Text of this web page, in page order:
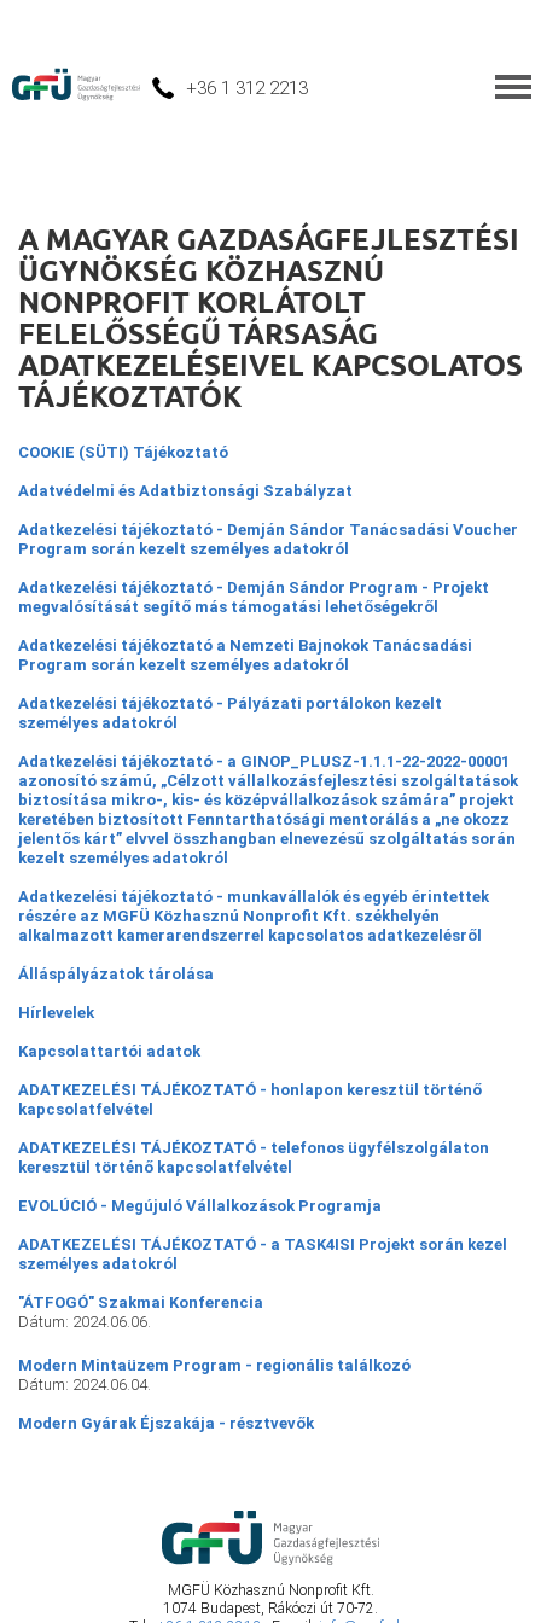
+36 1 312 2213
A MAGYAR GAZDASÁGFEJLESZTÉSI
ÜGYNÖKSÉG KÖZHASZNÚ
NONPROFIT KORLÁTOLT
FELELŐSSÉGŰ TÁRSASÁG
ADATKEZELÉSEIVEL KAPCSOLATOS
TÁJÉKOZTATÓK
COOKIE (SÜTI) Tájékoztató
Adatvédelmi és Adatbiztonsági Szabályzat
Adatkezelési tájékoztató - Demján Sándor Tanácsadási Voucher
Program során kezelt személyes adatokról
Adatkezelési tájékoztató - Demján Sándor Program - Projekt
megvalósítását segítő más támogatási lehetőségekről
Adatkezelési tájékoztató a Nemzeti Bajnokok Tanácsadási
Program során kezelt személyes adatokról
Adatkezelési tájékoztató - Pályázati portálokon kezelt
személyes adatokról
Adatkezelési tájékoztató - a GINOP_PLUSZ-1.1.1-22-2022-00001
azonosító számú, „Célzott vállalkozásfejlesztési szolgáltatások
biztosítása mikro-, kis- és középvállalkozások számára” projekt
keretében biztosított Fenntarthatósági mentorálás a „ne okozz
jelentős kárt” elvvel összhangban elnevezésű szolgáltatás során
kezelt személyes adatokról
Adatkezelési tájékoztató - munkavállalók és egyéb érintettek
részére az MGFÜ Közhasznú Nonprofit Kft. székhelyén
alkalmazott kamerarendszerrel kapcsolatos adatkezelésről
Álláspályázatok tárolása
Hírlevelek
Kapcsolattartói adatok
ADATKEZELÉSI TÁJÉKOZTATÓ - honlapon keresztül történő
kapcsolatfelvétel
ADATKEZELÉSI TÁJÉKOZTATÓ - telefonos ügyfélszolgálaton
keresztül történő kapcsolatfelvétel
EVOLÚCIÓ - Megújuló Vállalkozások Programja
ADATKEZELÉSI TÁJÉKOZTATÓ - a TASK4ISI Projekt során kezel
személyes adatokról
"ÁTFOGÓ" Szakmai Konferencia
Dátum: 2024.06.06.
Modern Mintaüzem Program - regionális találkozó
Dátum: 2024.06.04.
Modern Gyárak Éjszakája - résztvevők
MGFÜ Közhasznú Nonprofit Kft.
1074 Budapest, Rákóczi út 70-72.